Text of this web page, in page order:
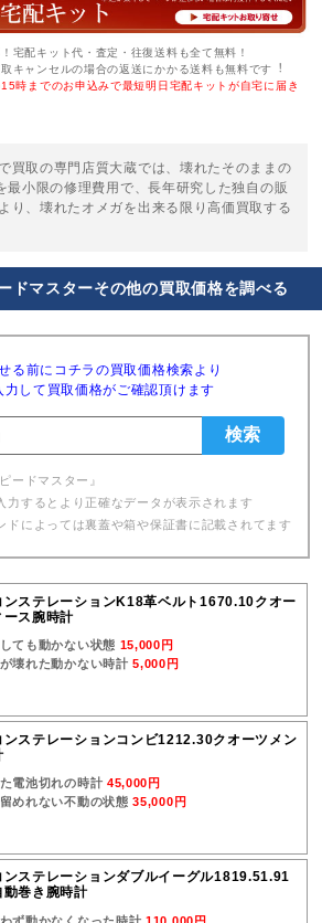
宅配キット代・査定・往復送料も全て無料！
キャンセルの場合の返送にかかる送料も無料です︕
時までのお申込みで最短明日宅配キットが自宅に届き
買取の専門店質大蔵では、壊れたそのままの
最小限の修理費用で、長年研究した独自の販
り、壊れたオメガを出来る限り高価買取する
ドマスターその他の買取価格を調べる
る前にコチラの買取価格検索より
力して買取価格がご確認頂けます
ードマスター』
するとより正確なデータが表示されます
によっては裏蓋や箱や保証書に記載されてます
ンステレーションK18革ベルト1670.10クオー
ース腕時計
ても動かない状態 15,000円
壊れた動かない時計5,000円
ンステレーションコンビ1212.30クオーツメン
電池切れの時計 45,000円
めれない不動の状態35,000円
ンステレーションダブルイーグル1819.51.91
動巻き腕時計
ず動かなくなった時計110,000円